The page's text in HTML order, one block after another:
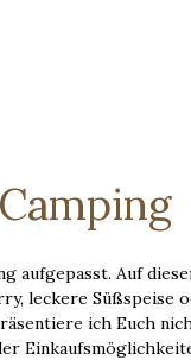
aufgepasst. Auf
leckere Süßspeise
ich Euch